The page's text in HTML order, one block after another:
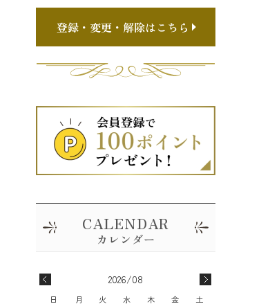
登録・変更・解除はこちら
2026/08
日 月 火 水 木 金 土